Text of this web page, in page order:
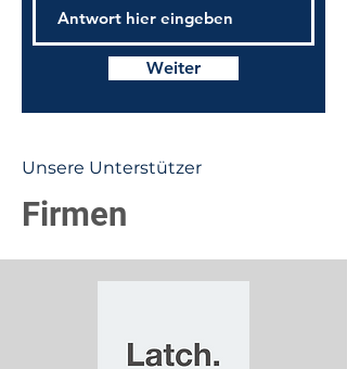
Weiter
Unsere Unterstützer
Firmen